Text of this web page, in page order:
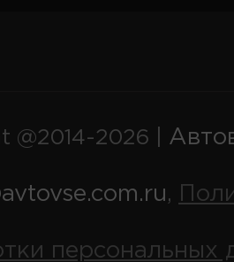
@2014-2026 |
,
персональных